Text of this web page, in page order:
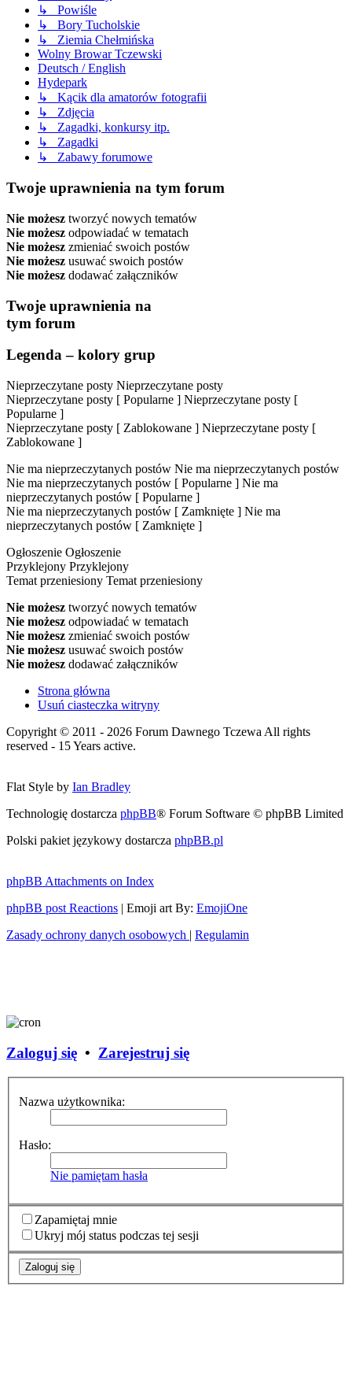
↳ Powiśle
↳ Bory Tucholskie
↳ Ziemia Chełmińska
Wolny Browar Tczewski
Deutsch / English
Hydepark
↳ Kącik dla amatorów fotografii
↳ Zdjęcia
↳ Zagadki, konkursy itp.
↳ Zagadki
↳ Zabawy forumowe
Twoje uprawnienia na tym forum
Nie możesz tworzyć nowych tematów
Nie możesz odpowiadać w tematach
Nie możesz zmieniać swoich postów
Nie możesz usuwać swoich postów
Nie możesz dodawać załączników
Twoje uprawnienia na
tym forum
Legenda – kolory grup
Nieprzeczytane posty Nieprzeczytane posty
Nieprzeczytane posty [ Popularne ] Nieprzeczytane posty [
Popularne ]
Nieprzeczytane posty [ Zablokowane ] Nieprzeczytane posty [
Zablokowane ]
Nie ma nieprzeczytanych postów Nie ma nieprzeczytanych postów
Nie ma nieprzeczytanych postów [ Popularne ] Nie ma
nieprzeczytanych postów [ Popularne ]
Nie ma nieprzeczytanych postów [ Zamknięte ] Nie ma
nieprzeczytanych postów [ Zamknięte ]
Ogłoszenie Ogłoszenie
Przyklejony Przyklejony
Temat przeniesiony Temat przeniesiony
Nie możesz tworzyć nowych tematów
Nie możesz odpowiadać w tematach
Nie możesz zmieniać swoich postów
Nie możesz usuwać swoich postów
Nie możesz dodawać załączników
Strona główna
Usuń ciasteczka witryny
Copyright © 2011 - 2026 Forum Dawnego Tczewa All rights
reserved - 15 Years active.
Flat Style by Ian Bradley
Technologię dostarcza phpBB® Forum Software © phpBB Limited
Polski pakiet językowy dostarcza phpBB.pl
phpBB Attachments on Index
phpBB post Reactions | Emoji art By: EmojiOne
Zasady ochrony danych osobowych | Regulamin
Zaloguj się • Zarejestruj się
Nazwa użytkownika:
Hasło:
Nie pamiętam hasła
Zapamiętaj mnie
Ukryj mój status podczas tej sesji